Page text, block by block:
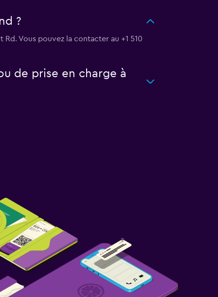
?
Vous pouvez la contacter au +1 510
de prise en charge à